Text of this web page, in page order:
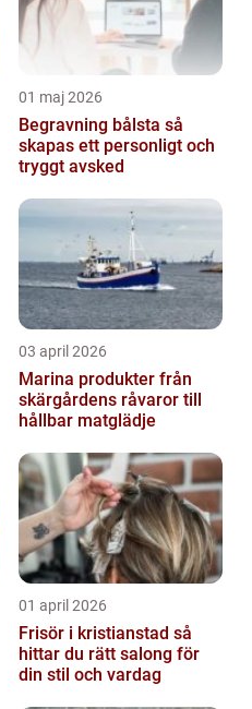
01 maj 2026
Begravning bålsta så
skapas ett personligt och
tryggt avsked
03 april 2026
Marina produkter från
skärgårdens råvaror till
hållbar matglädje
01 april 2026
Frisör i kristianstad så
hittar du rätt salong för
din stil och vardag